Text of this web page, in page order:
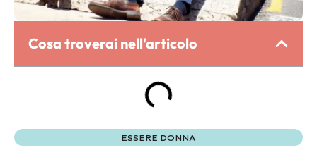
Cosa troverai nell'articolo
ESSERE DONNA